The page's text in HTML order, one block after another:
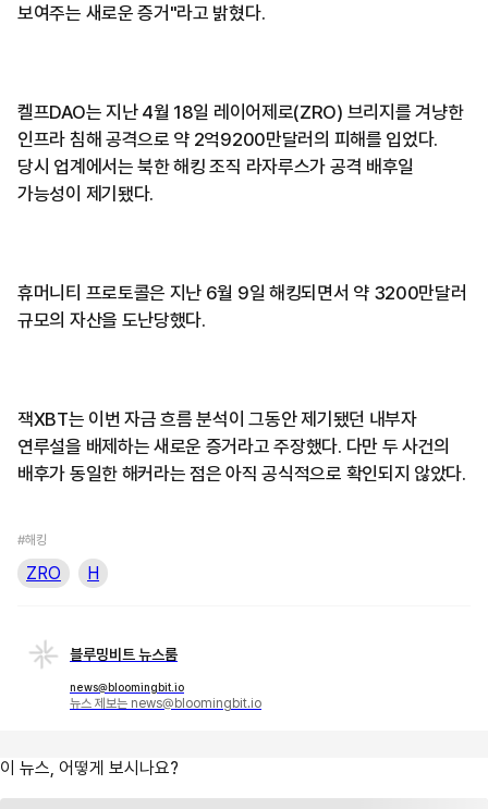
보여주는 새로운 증거"라고 밝혔다.
켈프DAO는 지난 4월 18일 레이어제로(ZRO) 브리지를 겨냥한
인프라 침해 공격으로 약 2억9200만달러의 피해를 입었다.
당시 업계에서는 북한 해킹 조직 라자루스가 공격 배후일
가능성이 제기됐다.
휴머니티 프로토콜은 지난 6월 9일 해킹되면서 약 3200만달러
규모의 자산을 도난당했다.
잭XBT는 이번 자금 흐름 분석이 그동안 제기됐던 내부자
연루설을 배제하는 새로운 증거라고 주장했다. 다만 두 사건의
배후가 동일한 해커라는 점은 아직 공식적으로 확인되지 않았다.
#해킹
ZRO H
블루밍비트 뉴스룸
news@bloomingbit.io
뉴스 제보는 news@bloomingbit.io
이 뉴스, 어떻게 보시나요?